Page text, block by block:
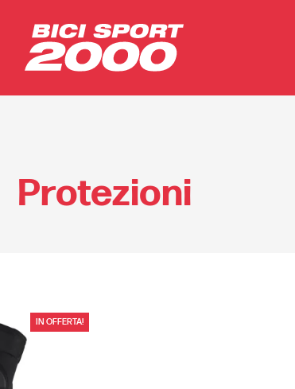
Protezioni
IN OFFERTA!